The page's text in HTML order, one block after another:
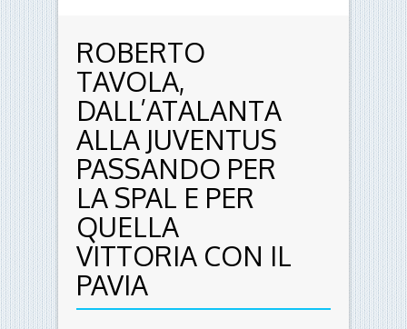
ROBERTO
TAVOLA,
DALL’ATALANTA
ALLA JUVENTUS
PASSANDO PER
LA SPAL E PER
QUELLA
VITTORIA CON IL
PAVIA